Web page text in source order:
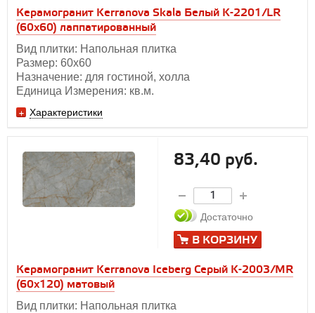
Керамогранит Kerranova Skala Белый K-2201/LR
(60x60) лаппатированный
Вид плитки: Напольная плитка
Размер: 60х60
Назначение: для гостиной, холла
Единица Измерения: кв.м.
Характеристики
Керамогранит Kerranova Iceberg Серый K-2003/MR
(60x120) матовый
Вид плитки: Напольная плитка
83,40 руб.
Достаточно
В КОРЗИНУ